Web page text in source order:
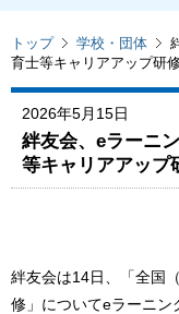
トップ 学校・団体
育士等キャリアアップ研
2026年5月15日
絆友会、eラーニ
等キャリアアップ
絆友会は14日、「全国
修」についてeラーニン